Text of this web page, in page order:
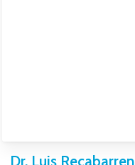
Dr. Luis Recabarren